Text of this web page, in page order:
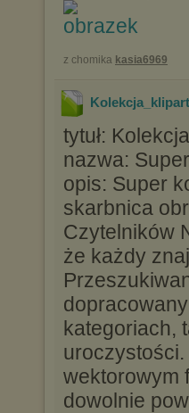
z chomika kasia6969
tytuł:
nazwa:
opis: Super
skarbnica
Czytelników
że każdy
kategoriach,
wektorowym
dowolnie